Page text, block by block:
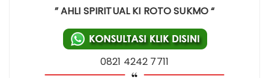
” AHLI SPIRITUAL KI ROTO SUKMO “
0821 4242 7711